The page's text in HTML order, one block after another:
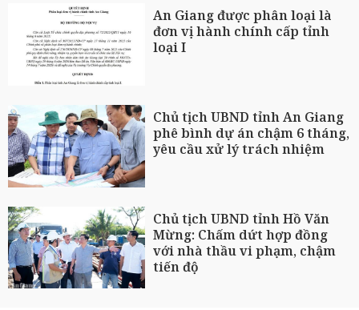
An Giang được phân loại là
đơn vị hành chính cấp tỉnh
loại I
Chủ tịch UBND tỉnh An Giang
phê bình dự án chậm 6 tháng,
yêu cầu xử lý trách nhiệm
Chủ tịch UBND tỉnh Hồ Văn
Mừng: Chấm dứt hợp đồng
với nhà thầu vi phạm, chậm
tiến độ